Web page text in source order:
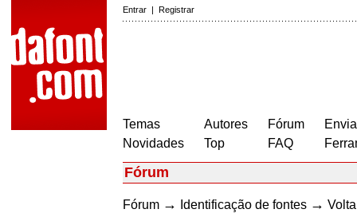
Entrar | Registrar
Temas
Novidades
Autores
Top
Fórum
FAQ
Fórum
Fórum → Identificação de fontes →